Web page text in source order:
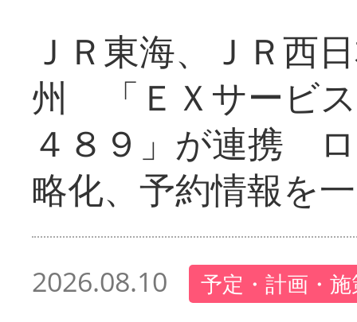
ＪＲ東海、ＪＲ西
州 「ＥＸサービ
４８９」が連携
略化、予約情報を
2026.08.10 予定・計画・